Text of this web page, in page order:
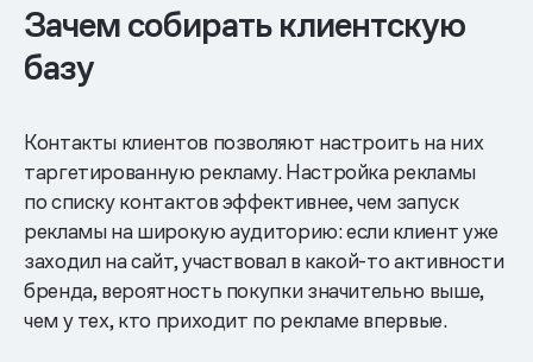
Зачем собирать клиентскую
базу
Контакты клиентов позволяют настроить на них
таргетированную рекламу. Настройка рекламы
по списку контактов эффективнее, чем запуск
рекламы на широкую аудиторию: если клиент уже
заходил на сайт, участвовал в какой-то активности
бренда, вероятность покупки значительно выше,
чем у тех, кто приходит по рекламе впервые.